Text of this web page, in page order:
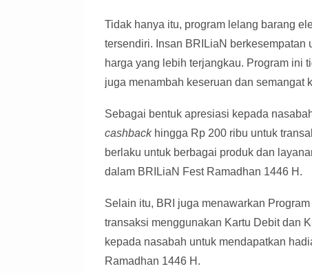
Tidak hanya itu, program lelang barang
tersendiri. Insan BRILiaN
harga yang lebih terjangkau. Program ini
juga menambah keseruan dan semangat
Sebagai bentuk apresiasi kepada
cashbackhingga Rp 200 ribu untuk
berlaku untuk berbagai produk dan
dalam BRILiaN Fest Ramadhan 1446 H.
Selain itu, BRI juga menawarkan
transaksi menggunakan Kartu Debit dan
kepada nasabah untuk mendapatkan
Ramadhan 1446 H.